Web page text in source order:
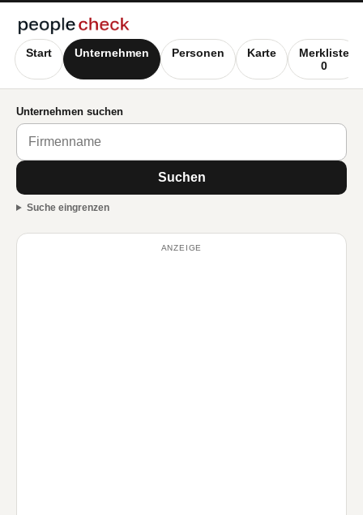
Start Unternehmen Personen Karte
Merkliste
0
Unternehmen suchen
Suchen
Suche eingrenzen
ANZEIGE